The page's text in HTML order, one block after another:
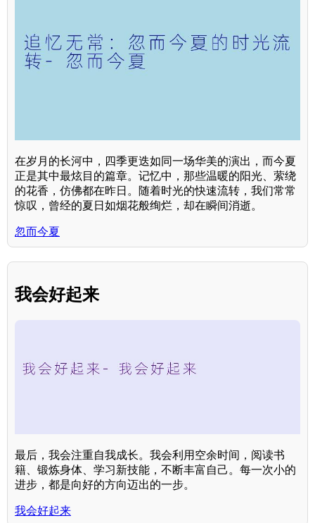
在岁月的长河中，四季更迭如同一场华美的演出，而今夏
正是其中最炫目的篇章。记忆中，那些温暖的阳光、萦绕
的花香，仿佛都在昨日。随着时光的快速流转，我们常常
惊叹，曾经的夏日如烟花般绚烂，却在瞬间消逝。
忽而今夏
我会好起来
最后，我会注重自我成长。我会利用空余时间，阅读书
籍、锻炼身体、学习新技能，不断丰富自己。每一次小的
进步，都是向好的方向迈出的一步。
我会好起来